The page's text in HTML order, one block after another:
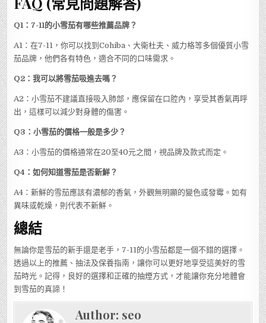
Q1：7-11的小雪茄有哪些推薦品牌？
A1：在7-11，你可以找到Cohiba、大衛杜夫、威力格等多個優質小雪
茄品牌，他們各有特色，適合不同的口味需求。
Q2：我可以將雪茄吸進去嗎？
A2：小雪茄不建議直接吸入肺部，應保留在口腔內，享受其香氣再呼
出，這樣可以減少對身體的傷害。
Q3：小雪茄的價格一般是多少？
A3：小雪茄的價格通常在20至40元之間，視品牌及款式而定。
Q4：如何知道雪茄是否新鮮？
A4：新鮮的雪茄應該有濃郁的香氣，外觀無明顯的變色或發霉。如有
異味或乾燥，則代表不新鮮。
總結
無論你是雪茄的新手還是老手，7-11的小雪茄都是一個不錯的選擇。
透過以上的推薦、抽法及保養指南，讓你可以更好地享受這美好的雪
茄時光。記得，良好的選擇和正確的抽煙方式，才能讓你充分地體會
到雪茄的真諦！
Author: seo